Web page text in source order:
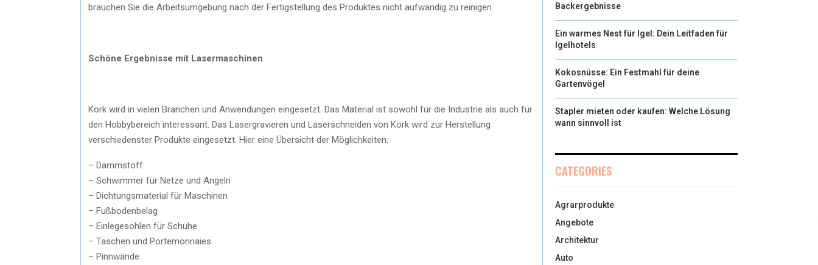
brauchen Sie die Arbeitsumgebung nach der Fertigstellung des Produktes nicht aufwändig zu reinigen.
Schöne Ergebnisse mit Lasermaschinen
Kork wird in vielen Branchen und Anwendungen eingesetzt. Das Material ist sowohl für die Industrie als auch für
den Hobbybereich interessant. Das Lasergravieren und Laserschneiden von Kork wird zur Herstellung
verschiedenster Produkte eingesetzt. Hier eine Übersicht der Möglichkeiten:
– Dämmstoff
– Schwimmer für Netze und Angeln
– Dichtungsmaterial für Maschinen
– Fußbodenbelag
– Einlegesohlen für Schuhe
– Taschen und Portemonnaies
– Pinnwände
Backergebnisse
Ein warmes Nest für Igel: Dein Leitfaden für
Igelhotels
Kokosnüsse: Ein Festmahl für deine
Gartenvögel
Stapler mieten oder kaufen: Welche Lösung
wann sinnvoll ist
CATEGORIES
Agrarprodukte
Angebote
Architektur
Auto